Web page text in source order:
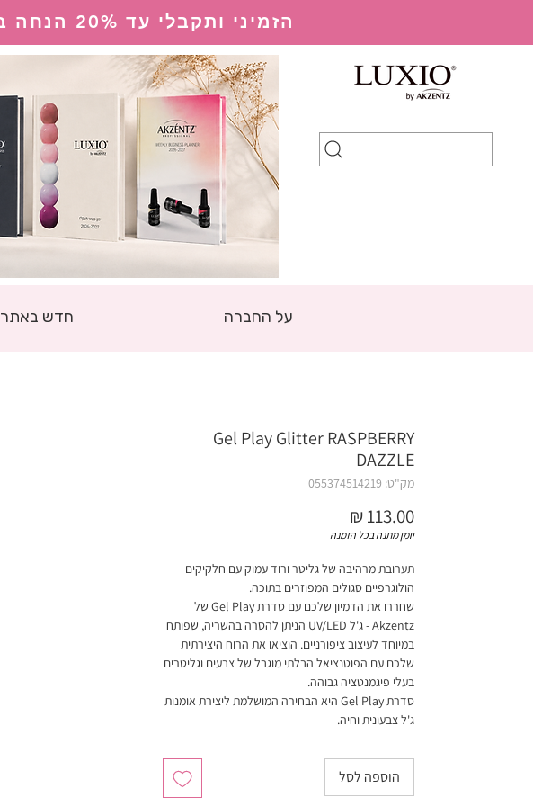
הזמיני ותקבלי עד 20% הנחה בהתאם למערכת ההנחות 💛
על החברה חדש באתר
Gel Play Glitter RASPBERRY
DAZZLE
מק"ט: 055374514219
יומן מתנה בכל הזמנה
תערובת מרהיבה של גליטר ורוד עמוק עם חלקיקים
הולוגרפיים סגולים המפוזרים בתוכה.
שחררו את הדמיון שלכם עם סדרת Gel Play של
Akzentz - ג'ל UV/LED הניתן להסרה בהשריה, שפותח
במיוחד לעיצוב ציפורניים. הוציאו את הרוח היצירתית
שלכם עם הפוטנציאל הבלתי מוגבל של צבעים וגליטרים
בעלי פיגמנטציה גבוהה.
סדרת Gel Play היא הבחירה המושלמת ליצירת אומנות
ג'ל צבעונית וחיה.
4 גרם
הוספה לסל